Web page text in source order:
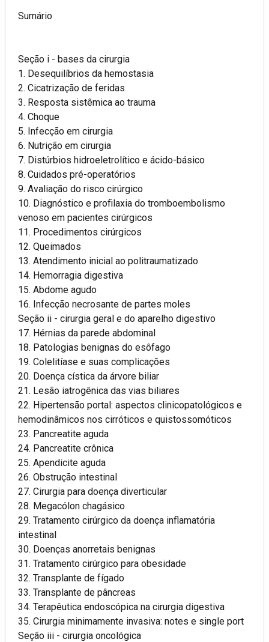
Sumário
Seção i - bases da cirurgia
1. Desequilíbrios da hemostasia
2. Cicatrização de feridas
3. Resposta sistêmica ao trauma
4. Choque
5. Infecção em cirurgia
6. Nutrição em cirurgia
7. Distúrbios hidroeletrolítico e ácido-básico
8. Cuidados pré-operatórios
9. Avaliação do risco cirúrgico
10. Diagnóstico e profilaxia do tromboembolismo
venoso em pacientes cirúrgicos
11. Procedimentos cirúrgicos
12. Queimados
13. Atendimento inicial ao politraumatizado
14. Hemorragia digestiva
15. Abdome agudo
16. Infecção necrosante de partes moles
Seção ii - cirurgia geral e do aparelho digestivo
17. Hérnias da parede abdominal
18. Patologias benignas do esôfago
19. Colelitíase e suas complicações
20. Doença cística da árvore biliar
21. Lesão iatrogênica das vias biliares
22. Hipertensão portal: aspectos clinicopatológicos e
hemodinâmicos nos cirróticos e quistossomóticos
23. Pancreatite aguda
24. Pancreatite crônica
25. Apendicite aguda
26. Obstrução intestinal
27. Cirurgia para doença diverticular
28. Megacólon chagásico
29. Tratamento cirúrgico da doença inflamatória
intestinal
30. Doenças anorretais benignas
31. Tratamento cirúrgico para obesidade
32. Transplante de fígado
33. Transplante de pâncreas
34. Terapêutica endoscópica na cirurgia digestiva
35. Cirurgia minimamente invasiva: notes e single port
Seção iii - cirurgia oncológica